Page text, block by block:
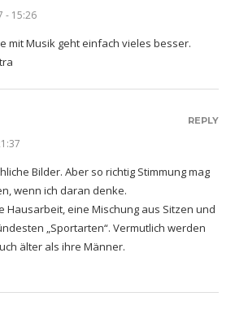
- 15:26
mit Musik geht einfach vieles besser.
Bilder. Aber so richtig Stimmung mag
wenn ich daran denke.
Hausarbeit, eine Mischung aus Sitzen und
„Sportarten“. Vermutlich werden
älter als ihre Männer.
REPLY